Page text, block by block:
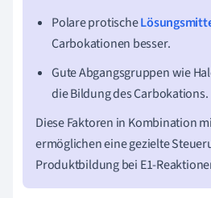
Polare protische
Carbokationen besser.
Gute Abgangsgruppen wie
die Bildung des Carbokations.
Diese Faktoren in Kombination
ermöglichen eine gezielte
Produktbildung bei E1-